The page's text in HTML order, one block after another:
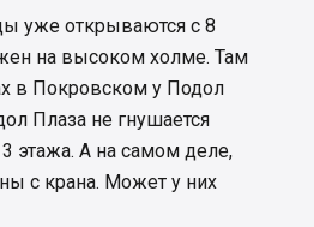
уже открываются с 8
на высоком холме. Там
в Покровском у Подол
Плаза не гнушается
этажа. А на самом деле,
с крана. Может у них